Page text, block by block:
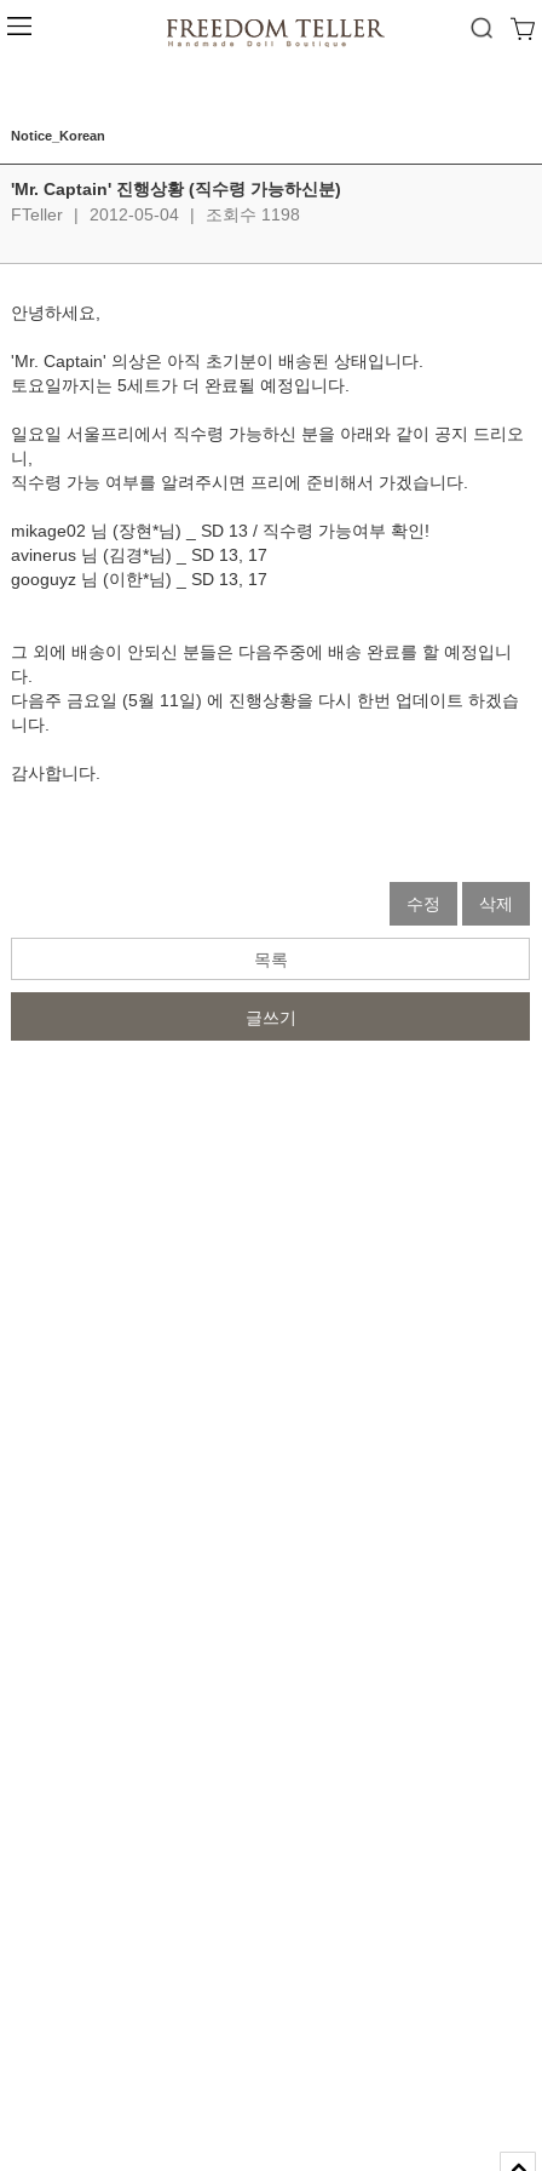
Notice_Korean
'Mr. Captain' 진행상황 (직수령 가능하신분)
FTeller
| 2012-05-04 | 조회수 1198
안녕하세요,
'Mr. Captain' 의상은 아직 초기분이 배송된 상태입니다.
토요일까지는 5세트가 더 완료될 예정입니다.
일요일 서울프리에서 직수령 가능하신 분을 아래와 같이 공지 드리오
니,
직수령 가능 여부를 알려주시면 프리에 준비해서 가겠습니다.
mikage02 님 (장현*님) _ SD 13 / 직수령 가능여부 확인!
avinerus 님 (김경*님) _ SD 13, 17
googuyz 님 (이한*님) _ SD 13, 17
그 외에 배송이 안되신 분들은 다음주중에 배송 완료를 할 예정입니
다.
다음주 금요일 (5월 11일) 에 진행상황을 다시 한번 업데이트 하겠습
니다.
감사합니다.
수정 삭제
목록
글쓰기